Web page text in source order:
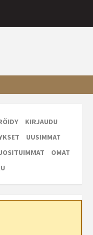
KIRJAUDU
UUSIMMAT
OMAT